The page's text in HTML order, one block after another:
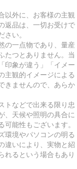
以外に、お客様の主観
返品は、一切お受けで
い。
の一点物であり、量産
たつとありません。当
印象が違う」「イメー
主観的イメージによる
きませんので、あらか
トなどで出来る限り忠
、天候や照明の具合に
能性もございます。
環境やパソコンの明る
違いにより、実物と紹
れるという場合もあり